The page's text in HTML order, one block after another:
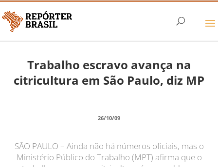
Trabalho escravo avança na
citricultura em São Paulo, diz MP
26/10/09
SÃO PAULO – Ainda não há números oficiais, mas o
Ministério Público do Trabalho (MPT) afirma que o